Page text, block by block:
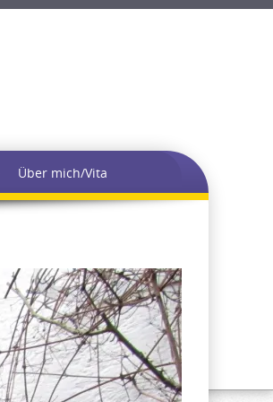
Über mich/Vita